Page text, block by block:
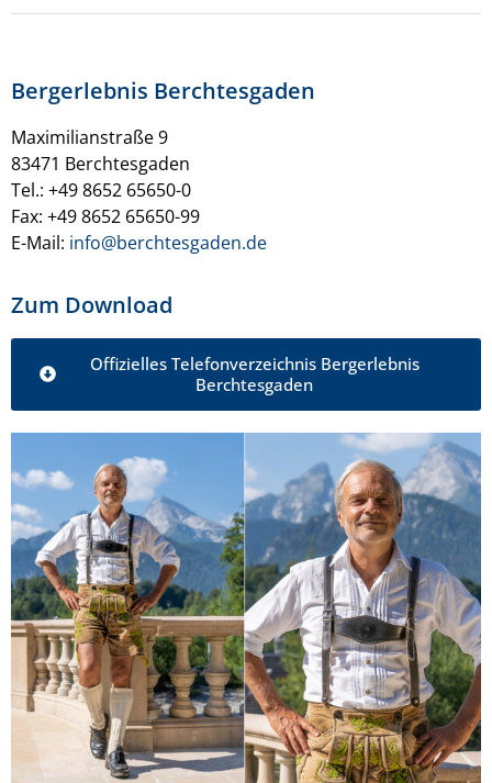
Bergerlebnis Berchtesgaden
Maximilianstraße 9
83471 Berchtesgaden
Tel.: +49 8652 65650-0
Fax: +49 8652 65650-99
E-Mail: info@berchtesgaden.de
Zum Download
Offizielles Telefonverzeichnis Bergerlebnis
Berchtesgaden